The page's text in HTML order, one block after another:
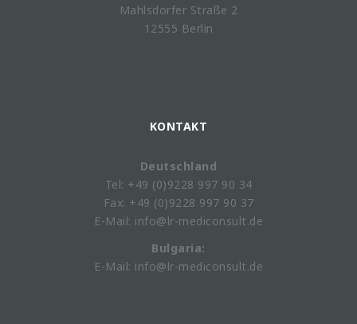
Mahlsdorfer Straße 2
12555 Berlin
KONTAKT
Deutschland
Tel: +49 (0)9228 997 90 34
Fax: +49 (0)9228 997 90 37
E-Mail: info@lr-mediconsult.de
Bulgaria:
E-Mail: info@lr-mediconsult.de